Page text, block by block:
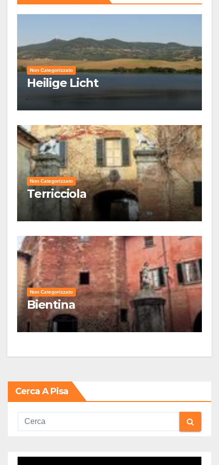
Non Categorizzato
Heilige Licht
Non Categorizzato
Terricciola
Non Categorizzato
Bientina
Cerca A Pisa